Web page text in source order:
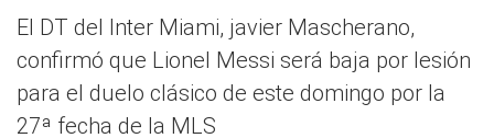
El DT del Inter Miami, javier Mascherano,
confirmó que Lionel Messi será baja por lesión
para el duelo clásico de este domingo por la
27ª fecha de la MLS